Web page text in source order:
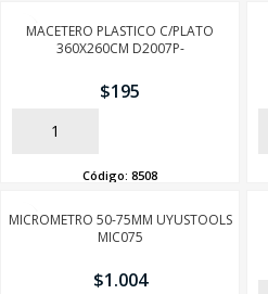
MACETERO PLASTICO C/PLATO
360X260CM D2007P-
$195
AÑADIR
Código: 8508
MICROMETRO 50-75MM UYUSTOOLS
MIC075
$1.004